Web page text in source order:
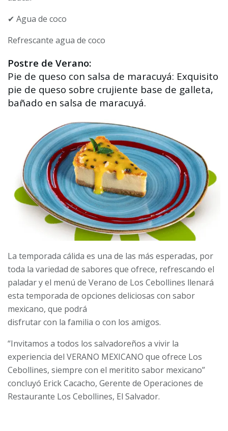
✔ Agua de coco
Refrescante agua de coco
Postre de Verano:
Pie de queso con salsa de maracuyá: Exquisito
pie de queso sobre crujiente base de galleta,
bañado en salsa de maracuyá.
La temporada cálida es una de las más esperadas, por
toda la variedad de sabores que ofrece, refrescando el
paladar y el menú de Verano de Los Cebollines llenará
esta temporada de opciones deliciosas con sabor
mexicano, que podrá
disfrutar con la familia o con los amigos.
“Invitamos a todos los salvadoreños a vivir la
experiencia del VERANO MEXICANO que ofrece Los
Cebollines, siempre con el meritito sabor mexicano”
concluyó Erick Cacacho, Gerente de Operaciones de
Restaurante Los Cebollines, El Salvador.